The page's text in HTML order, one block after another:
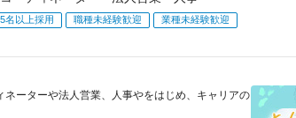
5名以上採用 職種未経験歓迎 業種未経験歓迎
ネーターや法人営業、人事やをはじめ、キャリアの